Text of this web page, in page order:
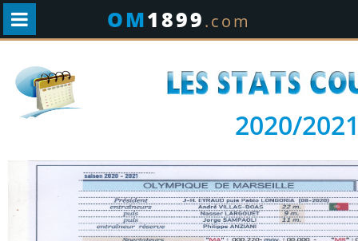
OM1899.com
2020/